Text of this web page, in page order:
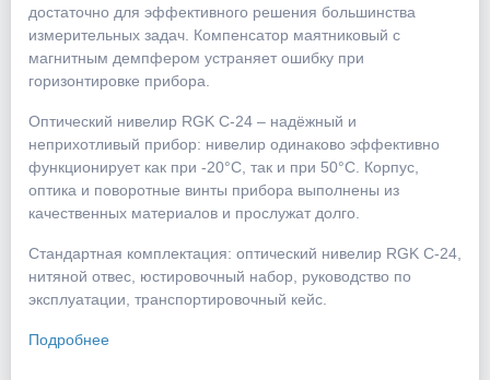
достаточно для эффективного решения большинства
измерительных задач. Компенсатор маятниковый с
магнитным демпфером устраняет ошибку при
горизонтировке прибора.
Оптический нивелир RGK C-24 – надёжный и
неприхотливый прибор: нивелир одинаково эффективно
функционирует как при -20°C, так и при 50°C. Корпус,
оптика и поворотные винты прибора выполнены из
качественных материалов и прослужат долго.
Стандартная комплектация: оптический нивелир RGK C-24,
нитяной отвес, юстировочный набор, руководство по
эксплуатации, транспортировочный кейс.
Подробнее